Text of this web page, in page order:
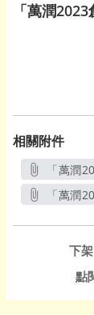
「萬潤
相關附件
「萬潤
「萬潤
下
點